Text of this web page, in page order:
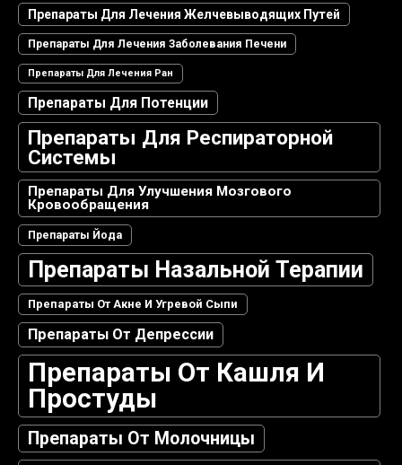
Препараты Для Лечения Желчевыводящих Путей
Препараты Для Лечения Заболевания Печени
Препараты Для Лечения Ран
Препараты Для Потенции
Препараты Для Респираторной
Системы
Препараты Для Улучшения Мозгового
Кровообращения
Препараты Йода
Препараты Назальной Терапии
Препараты От Акне И Угревой Сыпи
Препараты От Депрессии
Препараты От Кашля И
Простуды
Препараты От Молочницы